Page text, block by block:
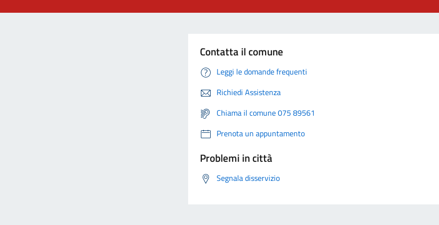
Contatta il comune
Leggi le domande frequenti
Richiedi Assistenza
Chiama il comune 075 89561
Prenota un appuntamento
Problemi in città
Segnala disservizio